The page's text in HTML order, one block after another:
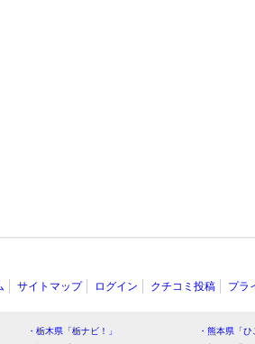
サイトマップ ログイン クチコミ投稿 プラ
・栃木県「栃ナビ！」
・熊本県「